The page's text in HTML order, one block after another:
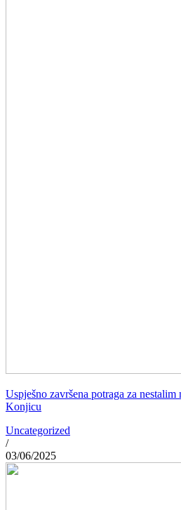
Uspješno završena potraga za
Konjicu
Uncategorized
/
03/06/2025